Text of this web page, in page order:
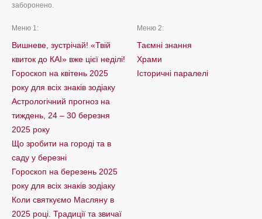
заборонено.
Меню 1:
Вишневе, зустрічай! «Твій
квиток до КАІ» вже цієї неділі!
Гороскоп на квітень 2025
року для всіх знаків зодіаку
Астрологічний прогноз на
тиждень, 24 – 30 березня
2025 року
Що зробити на городі та в
саду у березні
Гороскоп на березень 2025
року для всіх знаків зодіаку
Коли святкуємо Масляну в
2025 році. Традиції та звичаї
Меню 2:
Таємні знання
Храми
Історичні паралелі